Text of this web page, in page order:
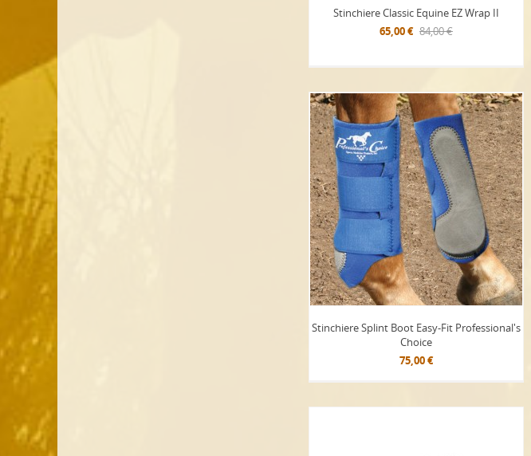
Stinchiere Classic Equine EZ Wrap II
65,00 € 84,00 €
Stinchiere Splint Boot Easy-Fit Professional's
Choice
75,00 €